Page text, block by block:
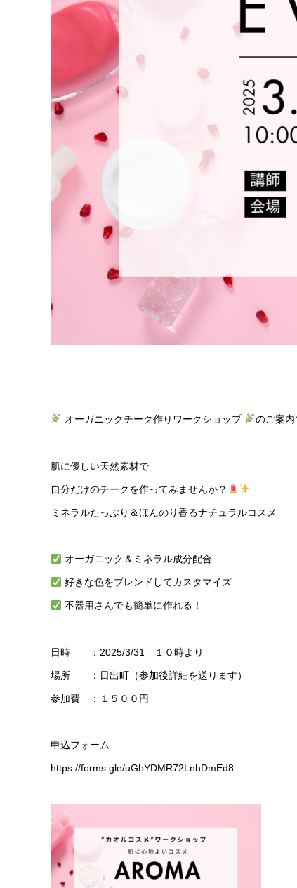
オーガニックチーク作りワークショップ のご案内
肌に優しい天然素材で
自分だけのチークを作ってみませんか？
ミネラルたっぷり＆ほんのり香るナチュラルコスメ
オーガニック＆ミネラル成分配合
好きな色をブレンドしてカスタマイズ
不器用さんでも簡単に作れる！
日時 ：2025/3/31 １０時より
場所 ：日出町（参加後詳細を送ります）
参加費 ：１５００円
申込フォーム
https://forms.gle/uGbYDMR72LnhDmEd8